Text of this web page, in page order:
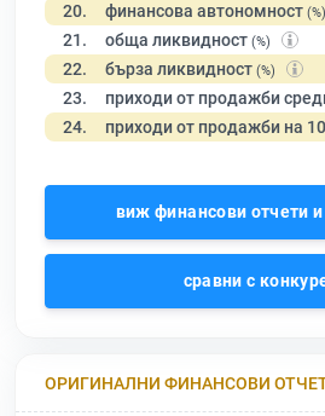
20. финансова автономност (%)
21. обща ликвидност (%)
22. бърза ликвидност (%)
23. приходи от продажби
24. приходи от продажби на
виж финансови отчети
сравни с
ОРИГИНАЛНИ ФИНАНСОВИ